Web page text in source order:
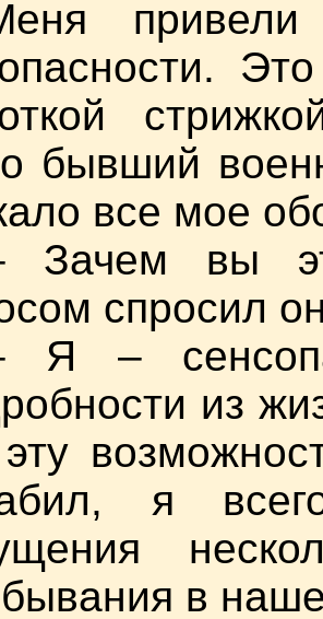
бывший
все мое
Зачем вы
спросил
Я –
из
я
в